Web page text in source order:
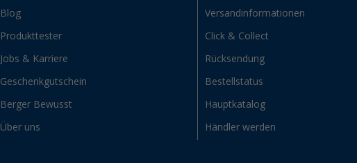
Blog
Produkttester
Jobs & Karriere
Geschenkgutschein
Berger Bewusst
Über uns
Versandinformationen
Click & Collect
Rücksendung
Bestellstatus
Hauptkatalog
Händler werden